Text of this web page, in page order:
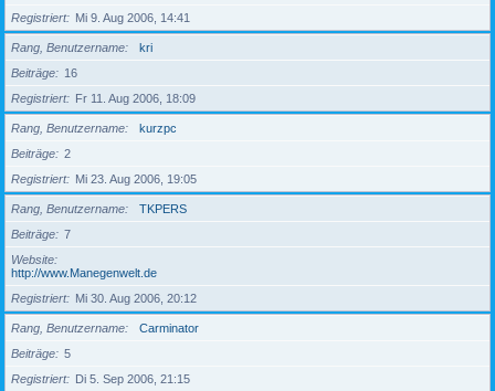
Registriert
Mi 9. Aug 2006, 14:41
Rang, Benutzername
kri
Beiträge
16
Registriert
Fr 11. Aug 2006, 18:09
Rang, Benutzername
kurzpc
Beiträge
2
Registriert
Mi 23. Aug 2006, 19:05
Rang, Benutzername
TKPERS
Beiträge
7
Website
http://www.Manegenwelt.de
Registriert
Mi 30. Aug 2006, 20:12
Rang, Benutzername
Carminator
Beiträge
5
Registriert
Di 5. Sep 2006, 21:15